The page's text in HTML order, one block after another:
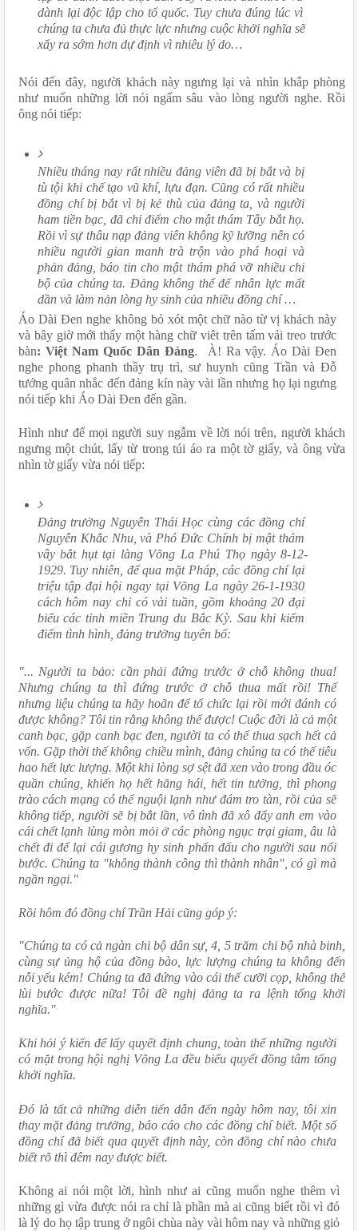
dành lại độc lập cho tổ quốc. Tuy chưa đúng lúc vì
chúng ta chưa đủ thực lực nhưng cuộc khởi nghĩa sẽ
xẩy ra sớm hơn dự định vì nhiêu lý do…
Nói đến đây, người khách này ngưng lại và nhìn khắp phòng
như muốn những lời nói ngấm sâu vào lòng người nghe. Rồi
ông nói tiếp:
Nhiều tháng nay rất nhiều đảng viên đã bị bắt và bị
tù tội khi chế tạo vũ khí, lựu đạn. Cũng có rất nhiều
đồng chí bị bắt vì bị kẻ thù của đảng ta, và người
ham tiền bạc, đã chỉ điểm cho mật thám Tây bắt họ.
Rồi vì sự thâu nạp đảng viên không kỹ lưỡng nên có
nhiều người gian manh trà trộn vào phá hoại và
phản đảng, báo tin cho mật thám phá vỡ nhiều chi
bộ của chúng ta. Đảng không thể để nhân lực mất
dần và làm nản lòng hy sinh của nhiều đồng chí …
Áo Dài Đen nghe không bỏ xót một chữ nào từ vị khách này
và bây giờ mới thấy một hàng chữ viêt trên tấm vải treo trước
bàn: Việt Nam Quốc Dân Đảng.  À! Ra vậy. Áo Dài Đen
nghe phong phanh thầy trụ trì, sư huynh cũng Trần và Đỗ
tướng quân nhắc đến đảng kín này vài lần nhưng họ lại ngưng
nói tiếp khi Áo Dài Đen đến gần.
Hình như để mọi người suy ngẫm về lời nói trên, người khách
ngưng một chút, lấy từ trong túi áo ra một tờ giấy, và ông vừa
nhìn tờ giấy vừa nói tiếp:
Đảng trưởng Nguyễn Thái Học cùng các đồng chí
Nguyễn Khắc Nhu, và Phó Ðức Chính bị mật thám
vây bắt hụt tại làng Võng La Phú Thọ ngày 8-12-
1929. Tuy nhiên, để qua mặt Pháp, các đồng chí lại
triệu tập đại hội ngay tại Võng La ngày 26-1-1930
cách hôm nay chỉ có vài tuần, gồm khoảng 20 đại
biểu các tỉnh miền Trung du Bắc Kỳ. Sau khi kiểm
điểm tình hình, đảng trưởng tuyên bố:
"... Người ta bảo: cần phải đứng trước ở chỗ không thua!
Nhưng chúng ta thì đứng trước ở chỗ thua mất rồi! Thế
nhưng liệu chúng ta hãy hoãn để tổ chức lại rồi mới đánh có
được không? Tôi tin rằng không thể được! Cuộc đời là cả một
canh bạc, gặp canh bạc đen, người ta có thể thua sạch hết cả
vốn. Gặp thời thế không chiều mình, đảng chúng ta có thể tiêu
hao hết lực lượng. Một khi lòng sợ sệt đã xen vào trong đầu óc
quần chúng, khiến họ hết hăng hái, hết tin tưởng, thì phong
trào cách mạng có thể nguội lạnh như đám tro tàn, rồi của sẽ
không tiếp, người sẽ bị bắt lần, vô tình đã xô đẩy anh em vào
cái chết lạnh lùng mòn mỏi ở các phòng ngục trại giam, âu là
chết đi để lại cái gương hy sinh phấn đấu cho người sau nối
bước. Chúng ta "không thành công thì thành nhân", có gì mà
ngần ngại."
Rồi hôm đó đồng chí Trần Hải cũng góp ý:
"Chúng ta có cả ngàn chi bộ dân sự, 4, 5 trăm chi bộ nhà binh,
cùng sự ủng hộ của đồng bào, lực lượng chúng ta không đến
nỗi yếu kém! Chúng ta đã đứng vào cái thế cưỡi cọp, không thể
lùi bước được nữa! Tôi đề nghị đảng ta ra lệnh tổng khởi
nghĩa."
Khi hỏi ý kiến để lấy quyết định chung, toàn thể những người
có mặt trong hội nghị Võng La đều biểu quyết đồng tâm tổng
khởi nghĩa.
Đó là tất cả những diễn tiến dẫn đến ngày hôm nay, tôi xin
thay mặt đảng trưởng, báo cáo cho các đồng chí biết. Một số
đồng chí đã biết qua quyết định này, còn đồng chí nào chưa
biết rõ thì đêm nay được biết.
Không ai nói một lời, hình như ai cũng muốn nghe thêm vì
những gì vừa được nói ra chỉ là phần mà ai cũng biết rồi vì đó
là lý do họ tập trung ở ngôi chùa này vài hôm nay và những giỏ